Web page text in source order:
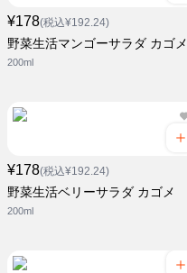
¥178(税込¥192.24)
野菜生活マンゴーサラダ カゴメ
200ml
¥178(税込¥192.24)
野菜生活ベリーサラダ カゴメ
200ml